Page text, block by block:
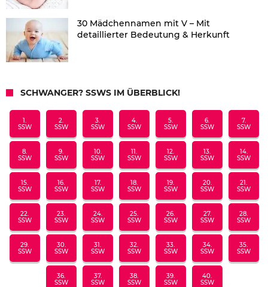
30 Mädchennamen mit V – Mit
detaillierter Bedeutung & Herkunft
SCHWANGER? SSWS IM ÜBERBLICK!
1.
SSW
2.
SSW
3.
SSW
4.
SSW
5.
SSW
6.
SSW
7.
SSW
8.
SSW
9.
SSW
10.
SSW
11.
SSW
12.
SSW
13.
SSW
14.
SSW
15.
SSW
16.
SSW
17.
SSW
18.
SSW
19.
SSW
20.
SSW
21.
SSW
22.
SSW
23.
SSW
24.
SSW
25.
SSW
26.
SSW
27.
SSW
28.
SSW
29.
SSW
30.
SSW
31.
SSW
32.
SSW
33.
SSW
34.
SSW
35.
SSW
36.
SSW
37.
SSW
38.
SSW
39.
SSW
40.
SSW